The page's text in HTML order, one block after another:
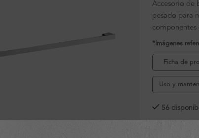
ampliar
Accesorio de
pesado para
componentes
*Imágenes
Ficha de
Uso y
56